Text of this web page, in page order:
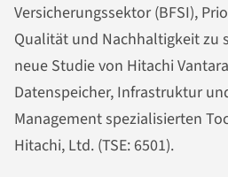
Versicherungssektor (BFSI),
Qualität und Nachhaltigkeit zu
neue Studie von Hitachi
Datenspeicher, Infrastruktur
Management spezialisierten
Hitachi, Ltd. (TSE: 6501).